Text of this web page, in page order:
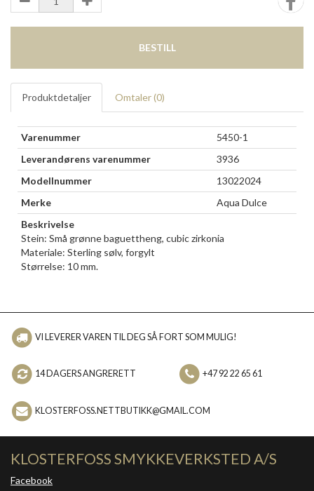
BESTILL
Produktdetaljer Omtaler (0)
Varenummer
5450-1
Leverandørens varenummer
3936
Modellnummer
13022024
Merke
Aqua Dulce
Beskrivelse
Stein: Små grønne baguettheng, cubic zirkonia
Materiale: Sterling sølv, forgylt
Størrelse: 10 mm.
VI LEVERER VAREN TIL DEG SÅ FORT SOM MULIG!
14 DAGERS ANGRERETT +47 92 22 65 61
KLOSTERFOSS.NETTBUTIKK@GMAIL.COM
KLOSTERFOSS SMYKKEVERKSTED A/S
Facebook